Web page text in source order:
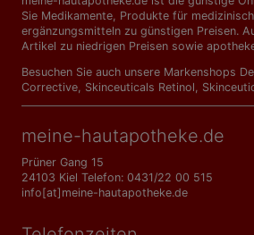
Sie Medikamente, Produkte für
ergänzungs­mitteln zu günstigen Preisen.
Artikel zu niedrigen Preisen sowie
Besuchen Sie auch unsere Markenshops
Corrective, Skinceuticals Retinol,
meine-hautapotheke.de
Prüner Gang 15
24103 Kiel Telefon: 0431/22 00 515
info[at]meine-hautapotheke.de